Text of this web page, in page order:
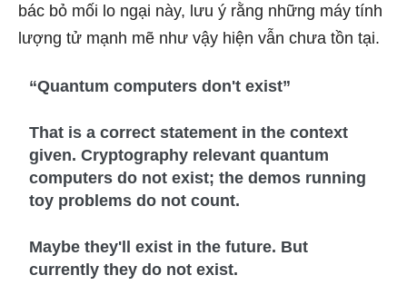
bác bỏ mối lo ngại này, lưu ý rằng những máy tính
lượng tử mạnh mẽ như vậy hiện vẫn chưa tồn tại.
“Quantum computers don't exist”
That is a correct statement in the context
given. Cryptography relevant quantum
computers do not exist; the demos running
toy problems do not count.
Maybe they'll exist in the future. But
currently they do not exist.